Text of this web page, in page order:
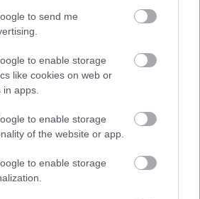
to send me
to enable storage
like cookies on web or
apps.
to enable storage
of the website or app.
to enable storage
Dubiecko - relacja, wynik na żywo,
- Pogórze Dubiecko znajdziesz na naszej
Jeżeli szukasz informacji meczowych,
vs. Pogórze Dubiecko - wynik,
jest
albo innych spotkań
na pewno znajdziesz takie informacje na
że nigdzie nie pojawi się stream online z